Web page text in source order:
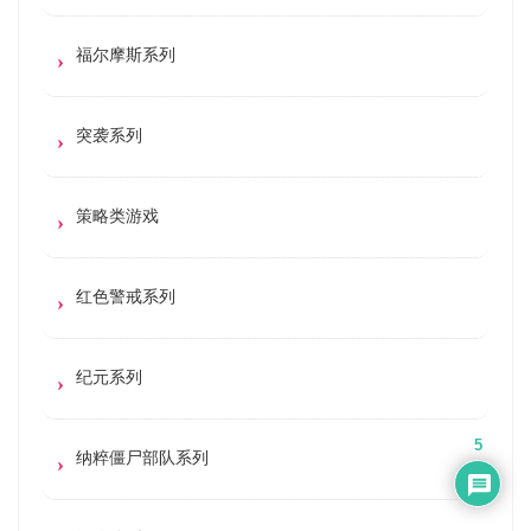
福尔摩斯系列
突袭系列
策略类游戏
红色警戒系列
纪元系列
纳粹僵尸部队系列
5